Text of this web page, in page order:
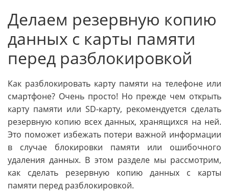
Делаем резервную копию
данных с карты памяти
перед разблокировкой
Как разблокировать карту памяти на телефоне или
смартфоне? Очень просто! Но прежде чем открыть
карту памяти или SD-карту, рекомендуется сделать
резервную копию всех данных, хранящихся на ней.
Это поможет избежать потери важной информации
в случае блокировки памяти или ошибочного
удаления данных. В этом разделе мы рассмотрим,
как сделать резервную копию данных с карты
памяти перед разблокировкой.